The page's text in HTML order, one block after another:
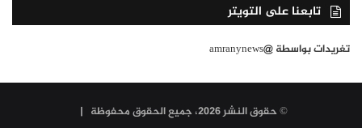
تابعنا على التويتر
تغريدات بواسطة @amranynews
© حقوق النشر 2026، جميع الحقوق محفوظة |